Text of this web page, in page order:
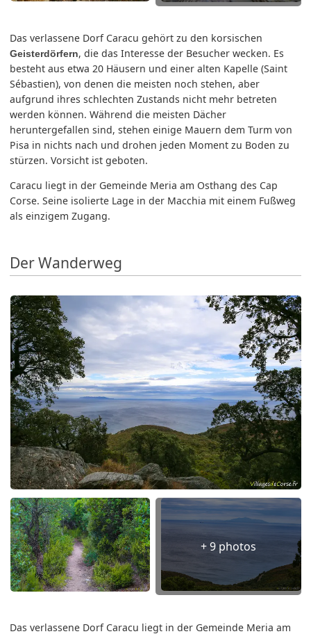
Das verlassene Dorf Caracu gehört zu den korsischen
Geisterdörfern, die das Interesse der Besucher wecken. Es
besteht aus etwa 20 Häusern und einer alten Kapelle (Saint
Sébastien), von denen die meisten noch stehen, aber
aufgrund ihres schlechten Zustands nicht mehr betreten
werden können. Während die meisten Dächer
heruntergefallen sind, stehen einige Mauern dem Turm von
Pisa in nichts nach und drohen jeden Moment zu Boden zu
stürzen. Vorsicht ist geboten.
Caracu liegt in der Gemeinde Meria am Osthang des Cap
Corse. Seine isolierte Lage in der Macchia mit einem Fußweg
als einzigem Zugang.
Der Wanderweg
+ 9 photos
Das verlassene Dorf Caracu liegt in der Gemeinde Meria am